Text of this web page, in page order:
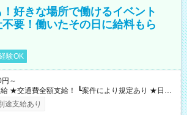
好きな場所で働けるイベント
要！働いたその日に給料もら
験OK
～
り ★日払
定あり） ┗働いたその日に現金GET♪ お仕事後はコ
日払い分を引き落とせます！ 【試用期間】試
途支給あり